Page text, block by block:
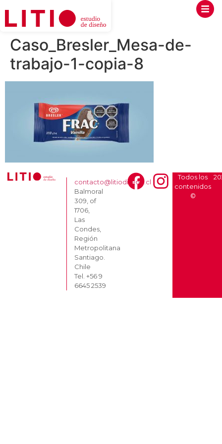
Caso_Bresler_Mesa-de-
trabajo-1-copia-8
contacto@litiodiseno.cl
Balmoral
309, of
1706,
Las
Condes,
Región
Metropolitana
Santiago.
Chile
Tel. +56 9
6645 2539
Todos los
contenidos
©